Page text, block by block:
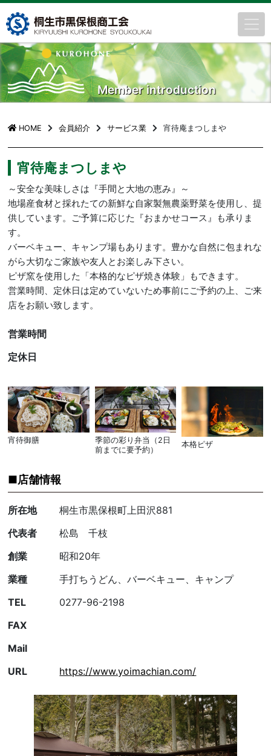
Member introduction
HOME 会員紹介 サービス業 宵待庵まつしまや
宵待庵まつしまや
～安全な美味しさは『手間と大地の恵み』～
地場産食材と採れたての新鮮な自家製無農薬野菜を使用し、提
供しています。ご予算に応じた『おまかせコース』も承りま
す。
バーベキュー、キャンプ場もあります。豊かな自然に包まれな
がら大切なご家族や友人とお楽しみ下さい。
ピザ窯を使用した「本格的なピザ焼き体験」もできます。
営業時間、定休日は定めていないため事前にご予約の上、ご来
店をお願い致します。
営業時間
定休日
宵待御膳
季節の彩り弁当（2日
前までに要予約）
本格ピザ
店舗情報
所在地
桐生市黒保根町上田沢881
代表者
松島 千枝
創業
昭和20年
業種
手打ちうどん、バーベキュー、キャンプ
TEL
0277-96-2198
FAX
Mail
URL
https://www.yoimachian.com/